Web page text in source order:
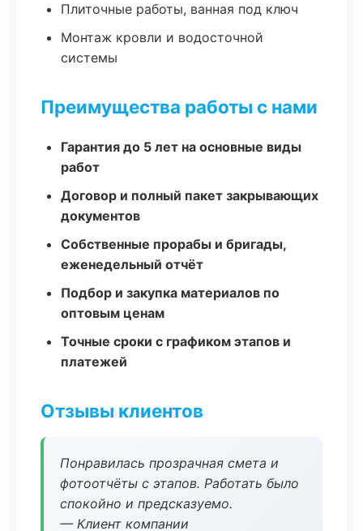
Плиточные работы, ванная под ключ
Монтаж кровли и водосточной
системы
Преимущества работы с нами
Гарантия до 5 лет на основные виды
работ
Договор и полный пакет закрывающих
документов
Собственные прорабы и бригады,
еженедельный отчёт
Подбор и закупка материалов по
оптовым ценам
Точные сроки с графиком этапов и
платежей
Отзывы клиентов
Понравилась прозрачная смета и
фотоотчёты с этапов. Работать было
спокойно и предсказуемо.
— Клиент компании